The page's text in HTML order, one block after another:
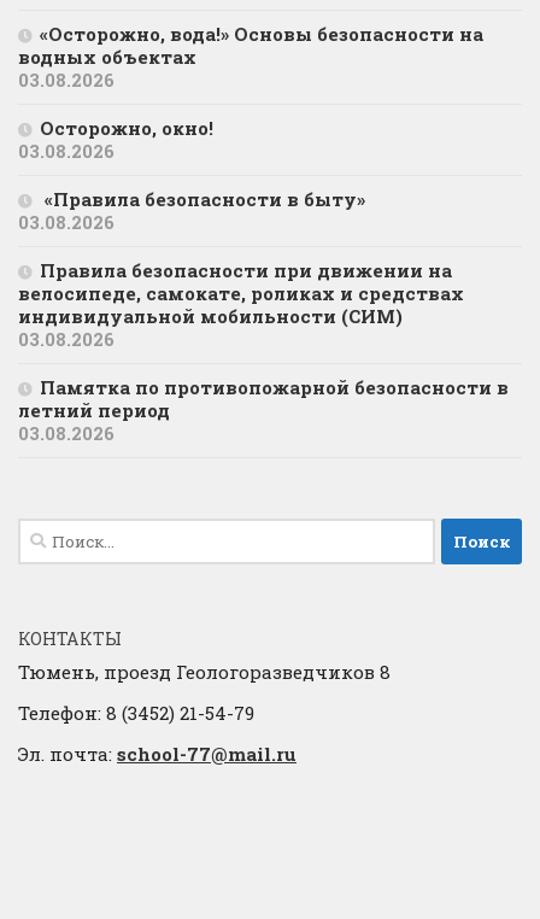
«Осторожно, вода!» Основы безопасности на
водных объектах
03.08.2026
Осторожно, окно!
03.08.2026
«Правила безопасности в быту»
03.08.2026
Правила безопасности при движении на
велосипеде, самокате, роликах и средствах
индивидуальной мобильности (СИМ)
03.08.2026
Памятка по противопожарной безопасности в
летний период
03.08.2026
Найти:
КОНТАКТЫ
Тюмень, проезд Геологоразведчиков 8
Телефон: 8 (3452) 21-54-79
Эл. почта: school-77@mail.ru